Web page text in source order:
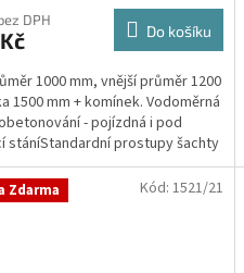
DPH
Do košíku
1000 mm, vnější průměr 1200
1500 mm + komínek. Vodoměrná
- pojízdná i pod
stáníStandardní prostupy šachty
na...
Zdarma Kód: 1521/21